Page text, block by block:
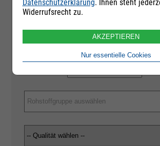
Filter
Rohstoffgruppe auswählen
Datenschutzerklärung. Ihnen steht
Widerrufsrecht zu.
AKZEPTIEREN
Nur essentielle Cookies